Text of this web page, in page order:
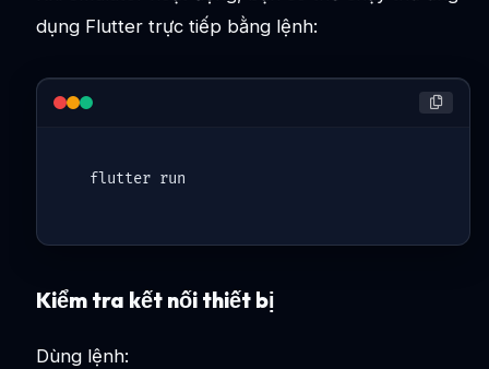
dụng Flutter trực tiếp bằng lệnh:
Kiểm tra kết nối thiết bị
Dùng lệnh: